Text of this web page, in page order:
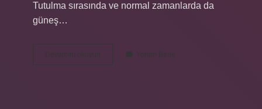
Tutulma sırasında ve normal zamanlarda da
güneş…
Cam
Yorum Bırak